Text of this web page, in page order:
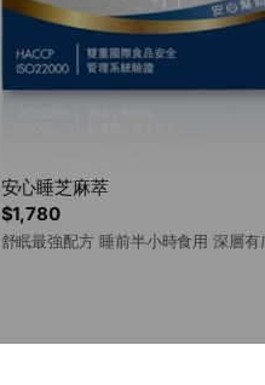
$1,780
安心睡芝麻萃
舒眠最強配方 睡前半小時食用 深層有